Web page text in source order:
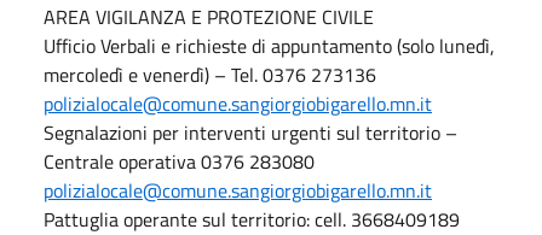
AREA VIGILANZA E PROTEZIONE CIVILE
Ufficio Verbali e richieste di appuntamento (solo lunedì,
mercoledì e venerdì) – Tel. 0376 273136
polizialocale@comune.sangiorgiobigarello.mn.it
Segnalazioni per interventi urgenti sul territorio –
Centrale operativa 0376 283080
polizialocale@comune.sangiorgiobigarello.mn.it
Pattuglia operante sul territorio: cell. 3668409189